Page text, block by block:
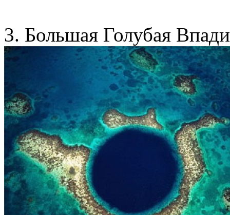
3. Большая Голубая